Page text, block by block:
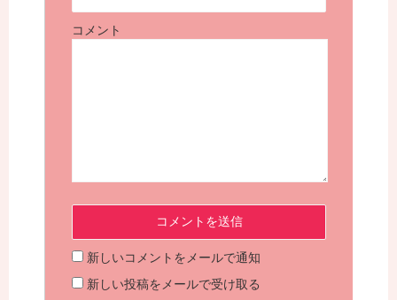
コメント
新しいコメントをメールで通知
新しい投稿をメールで受け取る